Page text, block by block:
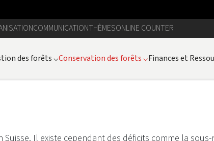
COMMUNICATIONTHÈMESONLINE COUNTER
des forêts ⌵Conservation des forêts ⌵Finances et
Il existe cependant des déficits comme la